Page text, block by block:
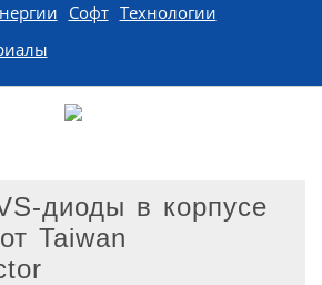
Софт Технологии
диоды в корпусе
Taiwan